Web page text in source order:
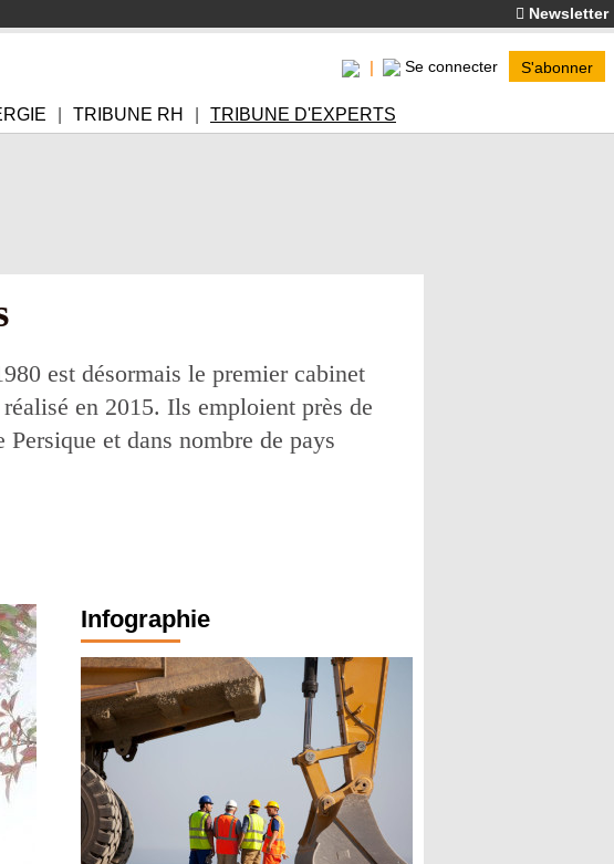
Newsletter
Se connecter S'abonner
TRIBUNE RH TRIBUNE D'EXPERTS
est désormais le premier cabinet
en 2015. Ils emploient près de
et dans nombre de pays
Infographie